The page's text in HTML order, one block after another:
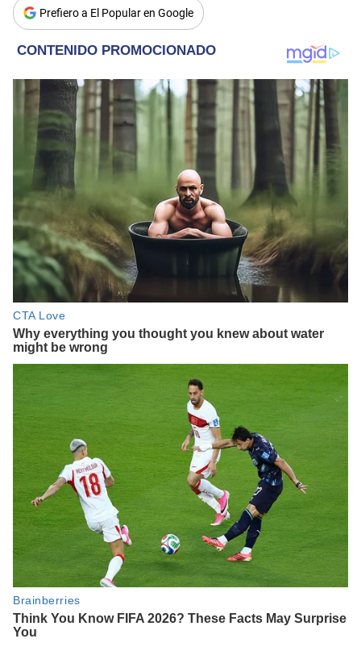
Prefiero a El Popular en Google